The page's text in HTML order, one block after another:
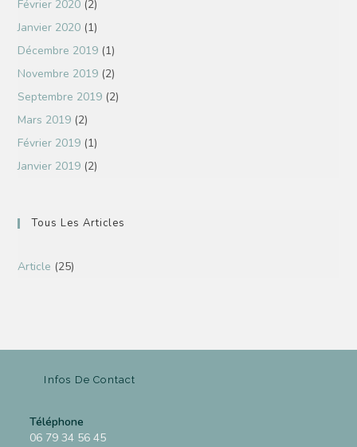
Février 2020 (2)
Janvier 2020 (1)
Décembre 2019 (1)
Novembre 2019 (2)
Septembre 2019 (2)
Mars 2019 (2)
Février 2019 (1)
Janvier 2019 (2)
Tous Les Articles
Article (25)
Infos De Contact
Téléphone
06 79 34 56 45